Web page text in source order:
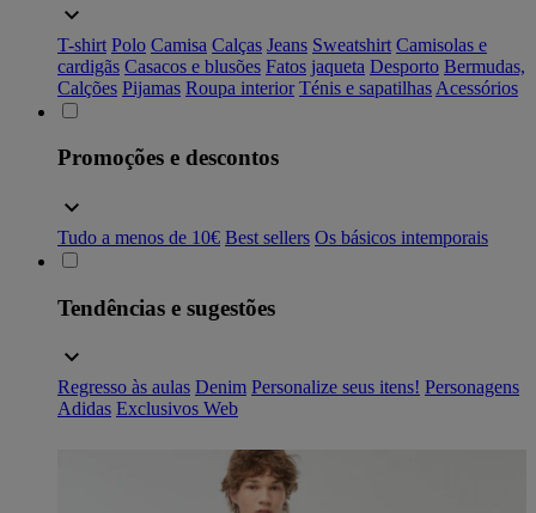
T-shirt Polo Camisa Calças Jeans Sweatshirt Camisolas e
cardigãs Casacos e blusões Fatos jaqueta Desporto Bermudas,
Calções Pijamas Roupa interior Ténis e sapatilhas Acessórios
Promoções e descontos
Tudo a menos de 10€ Best sellers Os básicos intemporais
Tendências e sugestões
Regresso às aulas Denim Personalize seus itens! Personagens
Adidas Exclusivos Web